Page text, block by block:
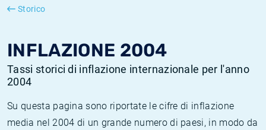
Storico
INFLAZIONE 2004
Tassi storici di inflazione internazionale per l'anno
2004
Su questa pagina sono riportate le cifre di inflazione
media nel 2004 di un grande numero di paesi, in modo da
SONIA
Inflazione Stati Uniti
Tassi storici di TONAR